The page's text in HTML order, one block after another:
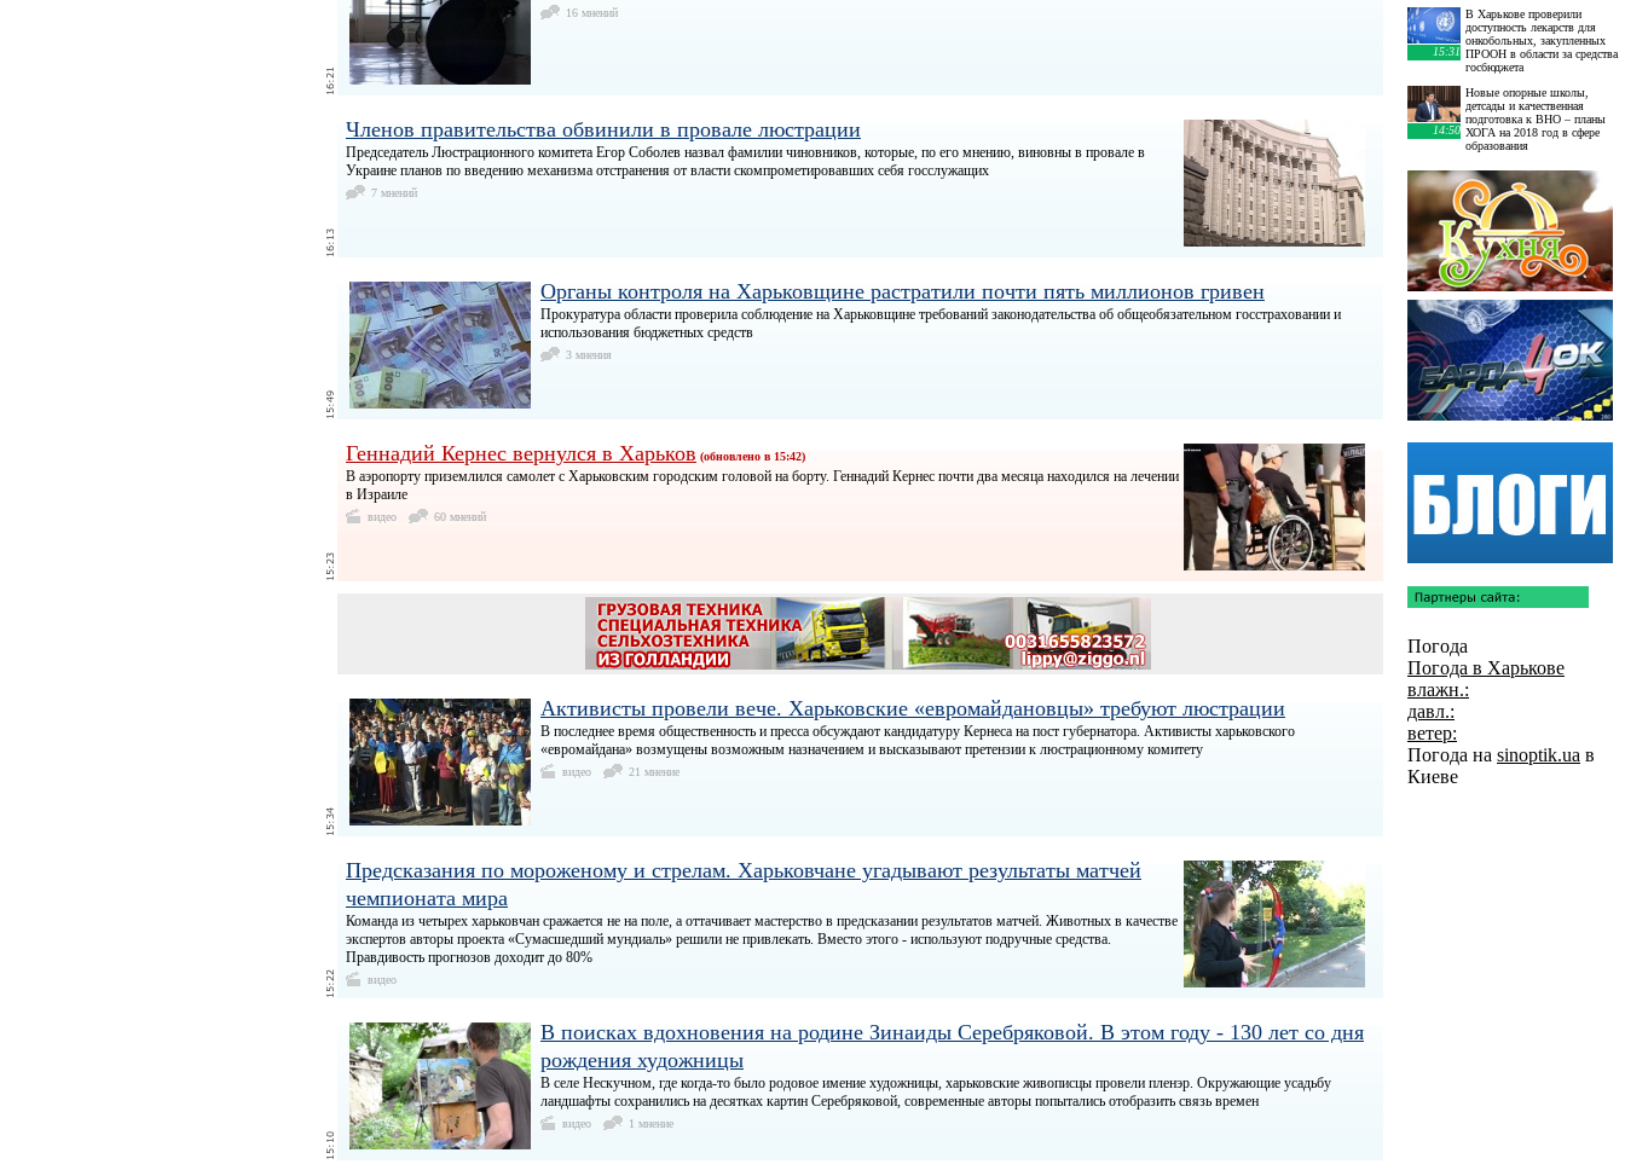
16 мнений
Членов правительства обвинили в провале люстрации
Председатель Люстрационного комитета Егор Соболев назвал фамилии чиновников, которые, по его мнению, виновны в провале в
Украине планов по введению механизма отстранения от власти скомпрометировавших себя госслужащих
7 мнений
Органы контроля на Харьковщине растратили почти пять миллионов гривен
Прокуратура области проверила соблюдение на Харьковщине требований законодательства об общеобязательном госстраховании и
использования бюджетных средств
3 мнения
Геннадий Кернес вернулся в Харьков (обновлено в 15:42)
В аэропорту приземлился самолет с Харьковским городским головой на борту. Геннадий Кернес почти два месяца находился на лечении
в Израиле
видео 60 мнений
Активисты провели вече. Харьковские «евромайдановцы» требуют люстрации
В последнее время общественность и пресса обсуждают кандидатуру Кернеса на пост губернатора. Активисты харьковского
«евромайдана» возмущены возможным назначением и высказывают претензии к люстрационному комитету
видео 21 мнение
Предсказания по мороженому и стрелам. Харьковчане угадывают результаты матчей
чемпионата мира
Команда из четырех харьковчан сражается не на поле, а оттачивает мастерство в предсказании результатов матчей. Животных в качестве
экспертов авторы проекта «Сумасшедший мундиаль» решили не привлекать. Вместо этого - используют подручные средства.
Правдивость прогнозов доходит до 80%
видео
В поисках вдохновения на родине Зинаиды Серебряковой. В этом году - 130 лет со дня
рождения художницы
В селе Нескучном, где когда-то было родовое имение художницы, харьковские живописцы провели пленэр. Окружающие усадьбу
ландшафты сохранились на десятках картин Серебряковой, современные авторы попытались отобразить связь времен
видео 1 мнение
15:31
В Харькове проверили
доступность лекарств для
онкобольных, закупленных
ПРООН в области за средства
госбюджета
14:50
Новые опорные школы,
детсады и качественная
подготовка к ВНО – планы
ХОГА на 2018 год в сфере
образования
Погода
Погода в Харькове
влажн.:
давл.:
ветер:
Погода на sinoptik.ua в
Киеве